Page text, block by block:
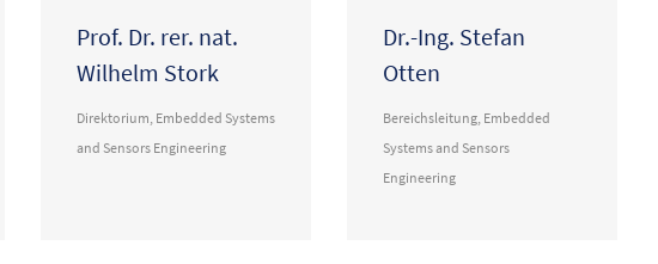
Prof. Dr. rer. nat.
Wilhelm Stork
Direktorium, Embedded Systems
and Sensors Engineering
Dr.-Ing. Stefan
Otten
Bereichsleitung, Embedded
Systems and Sensors
Engineering